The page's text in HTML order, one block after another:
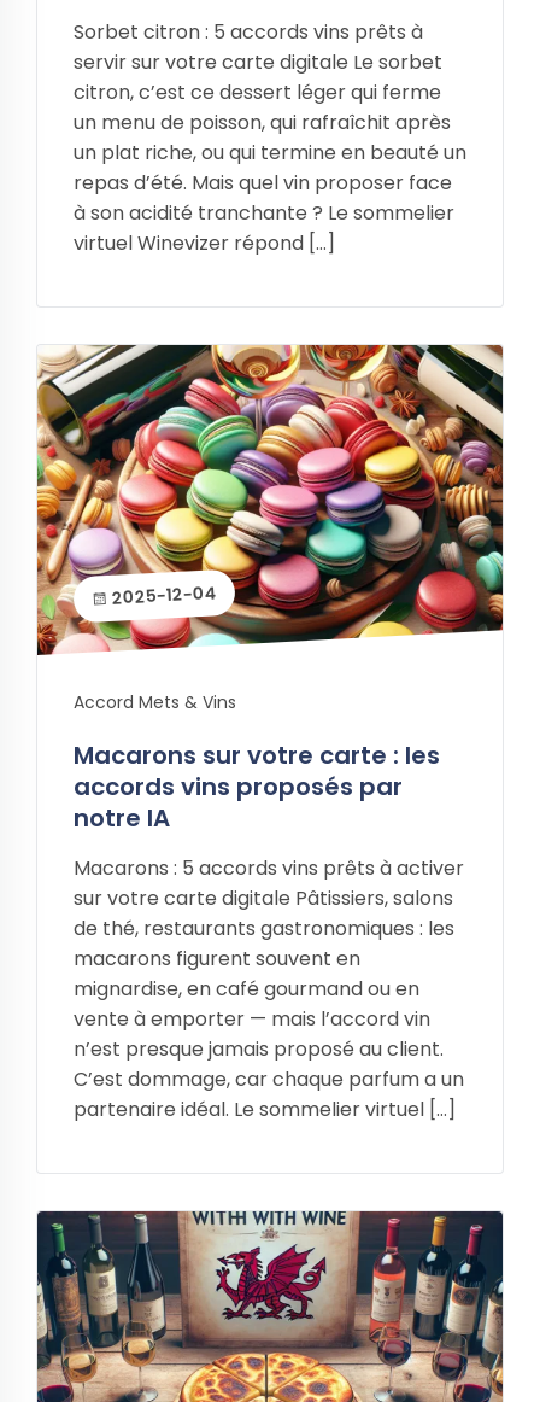
Sorbet citron : 5 accords vins prêts à
servir sur votre carte digitale Le sorbet
citron, c’est ce dessert léger qui ferme
un menu de poisson, qui rafraîchit après
un plat riche, ou qui termine en beauté un
repas d’été. Mais quel vin proposer face
à son acidité tranchante ? Le sommelier
virtuel Winevizer répond […]
2025-12-04
Accord Mets & Vins
Macarons sur votre carte : les
accords vins proposés par
notre IA
Macarons : 5 accords vins prêts à activer
sur votre carte digitale Pâtissiers, salons
de thé, restaurants gastronomiques : les
macarons figurent souvent en
mignardise, en café gourmand ou en
vente à emporter — mais l’accord vin
n’est presque jamais proposé au client.
C’est dommage, car chaque parfum a un
partenaire idéal. Le sommelier virtuel […]